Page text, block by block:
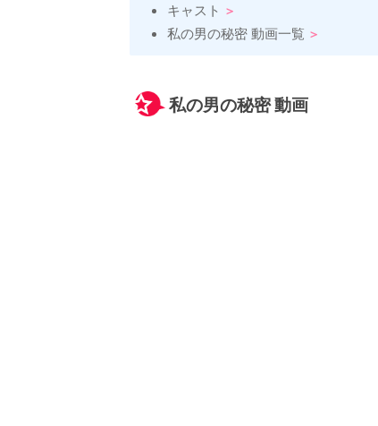
キャスト
私の男の秘密 動画一覧
私の男の秘密 動画